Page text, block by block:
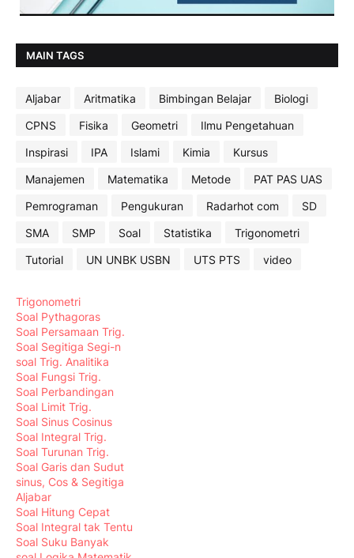
MAIN TAGS
Aljabar Aritmatika Bimbingan Belajar
Biologi
CPNS
Fisika Geometri
Ilmu Pengetahuan
Inspirasi
IPA Islami Kimia
Kursus
Manajemen
Matematika Metode
PAT PAS UAS
Pemrograman
Pengukuran Radarhot com
SD
SMA
SMP Soal Statistika
Trigonometri
Tutorial
UN UNBK USBN UTS PTS video
Trigonometri
Soal Pythagoras
Soal Persamaan Trig.
Soal Segitiga Segi-n
soal Trig. Analitika
Soal Fungsi Trig.
Soal Perbandingan
Soal Limit Trig.
Soal Sinus Cosinus
Soal Integral Trig.
Soal Turunan Trig.
Soal Garis dan Sudut
sinus, Cos & Segitiga
Aljabar
Soal Hitung Cepat
Soal Integral tak Tentu
Soal Suku Banyak